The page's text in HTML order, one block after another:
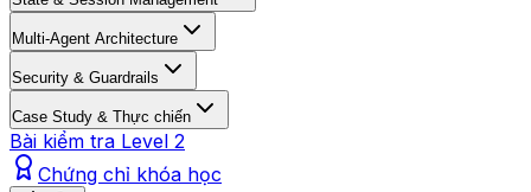
Multi-Agent Architecture
Security & Guardrails
Case Study & Thực chiến
Bài kiểm tra Level 2
Chứng chỉ khóa học